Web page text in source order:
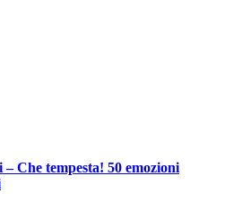
Che tempesta! 50 emozioni